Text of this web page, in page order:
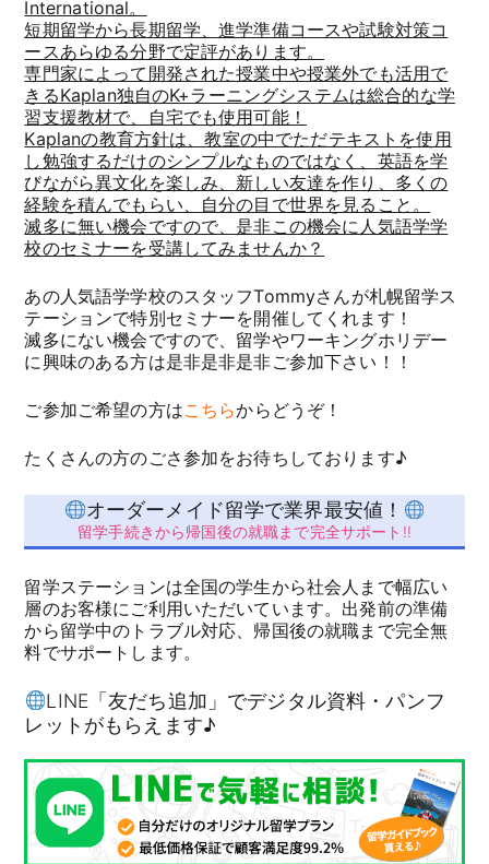
International。
短期留学から長期留学、進学準備コースや試験対策コ
ースあらゆる分野で定評があります。
専門家によって開発された授業中や授業外でも活用で
きるKaplan独自のK+ラーニングシステムは総合的な学
習支援教材で、自宅でも使用可能！
Kaplanの教育方針は、教室の中でただテキストを使用
し勉強するだけのシンプルなものではなく、英語を学
びながら異文化を楽しみ、新しい友達を作り、多くの
経験を積んでもらい、自分の目で世界を見ること。
滅多に無い機会ですので、是非この機会に人気語学学
校のセミナーを受講してみませんか？
あの人気語学学校のスタッフTommyさんが札幌留学ス
テーションで特別セミナーを開催してくれます！
滅多にない機会ですので、留学やワーキングホリデー
に興味のある方は是非是非是非ご参加下さい！！
ご参加ご希望の方はこちらからどうぞ！
たくさんの方のごさ参加をお待ちしております♪
オーダーメイド留学で業界最安値！
留学手続きから帰国後の就職まで完全サポート!!
留学ステーションは全国の学生から社会人まで幅広い
層のお客様にご利用いただいています。出発前の準備
から留学中のトラブル対応、帰国後の就職まで完全無
料でサポートします。
LINE「友だち追加」でデジタル資料・パンフ
レットがもらえます♪